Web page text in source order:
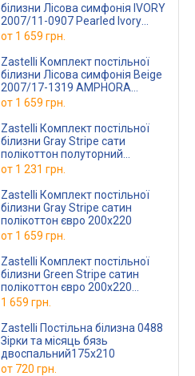
білизни Лісова симфонія IVORY
2007/11-0907 Pearled Ivory
полуторний сатин 145х210
от 1 659 грн.
Zastelli Комплект постільної
білизни Лісова симфонія Beige
2007/17-1319 AMPHORA
полуторний сатин 145х210
от 1 659 грн.
Zastelli Комплект постільної
білизни Gray Stripe сати
полікоттон полуторний
145х210
от 1 231 грн.
Zastelli Комплект постільної
білизни Gray Stripe сатин
полікоттон євро 200х220
от 1 659 грн.
Zastelli Комплект постільної
білизни Green Stripe сатин
полікоттон євро 200х220
Зелений
1 659 грн.
Zastelli Постільна білизна 0488
Зірки та місяць бязь
двоспальний175х210
от 720 грн.